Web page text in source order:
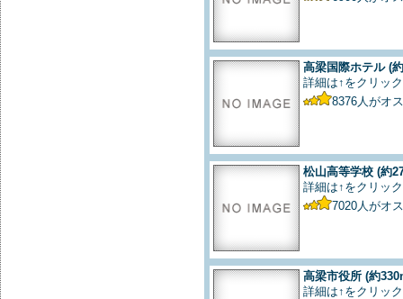
高梁国際ホテル (
詳細は↑をクリック
8376 人がオ
松山高等学校 (約
詳細は↑をクリック
7020 人がオ
高梁市役所 (約
詳細は↑をクリック